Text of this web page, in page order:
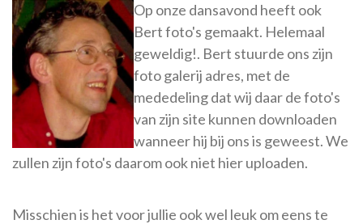
Op onze dansavond heeft ook
Bert foto's gemaakt. Helemaal
geweldig!. Bert stuurde ons zijn
foto galerij adres, met de
mededeling dat wij daar de foto's
van zijn site kunnen downloaden
wanneer hij bij ons is geweest. We
zullen zijn foto's daarom ook niet hier uploaden.
Misschien is het voor jullie ook wel leuk om eens te